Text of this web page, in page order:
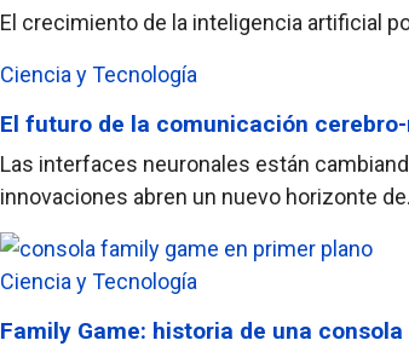
El crecimiento de la inteligencia artificial
Ciencia y Tecnología
El futuro de la comunicación
Las interfaces neuronales están
innovaciones abren un nuevo horizonte
Ciencia y Tecnología
Family Game: historia de una